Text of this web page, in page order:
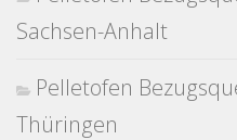
Sachsen-Anhalt
Pelletofen
Thüringen